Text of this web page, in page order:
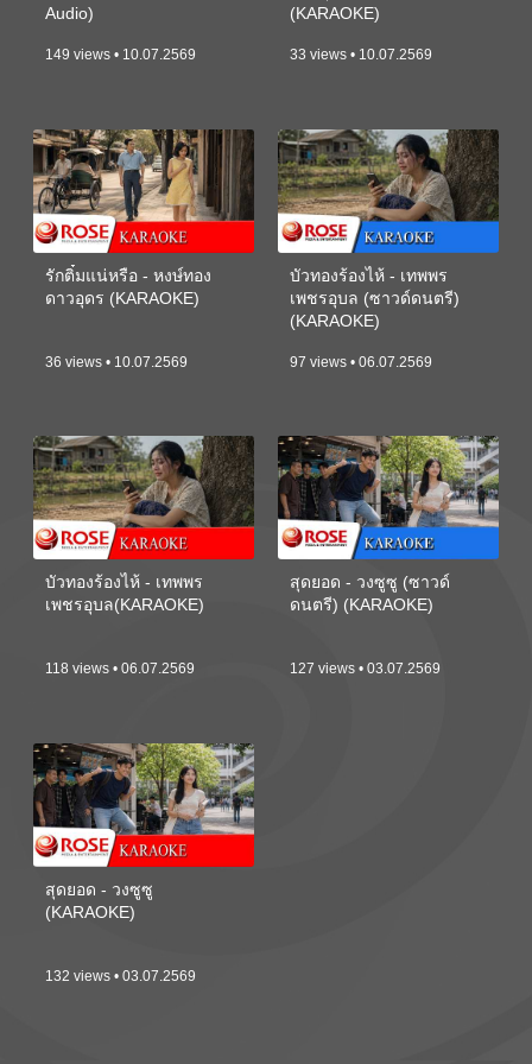
Audio)
149 views • 10.07.2569
(KARAOKE)
33 views • 10.07.2569
รักติ๋มแน่หรือ - หงษ์ทอง
ดาวอุดร (KARAOKE)
36 views • 10.07.2569
บัวทองร้องไห้ - เทพพร
เพชรอุบล (ซาวด์ดนตรี)
(KARAOKE)
97 views • 06.07.2569
บัวทองร้องไห้ - เทพพร
เพชรอุบล(KARAOKE)
118 views • 06.07.2569
สุดยอด - วงซูซู (ซาวด์
ดนตรี) (KARAOKE)
127 views • 03.07.2569
สุดยอด - วงซูซู
(KARAOKE)
132 views • 03.07.2569